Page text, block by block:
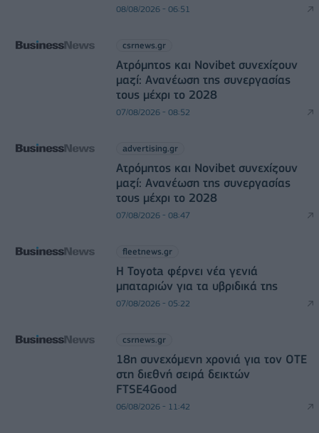
08/08/2026 - 06:51
csrnews.gr
Ατρόμητος και Novibet συνεχίζουν
μαζί: Ανανέωση της συνεργασίας
τους μέχρι το 2028
07/08/2026 - 08:52
advertising.gr
Ατρόμητος και Novibet συνεχίζουν
μαζί: Ανανέωση της συνεργασίας
τους μέχρι το 2028
07/08/2026 - 08:47
fleetnews.gr
Η Toyota φέρνει νέα γενιά
μπαταριών για τα υβριδικά της
07/08/2026 - 05:22
csrnews.gr
18η συνεχόμενη χρονιά για τον ΟΤΕ
στη διεθνή σειρά δεικτών
FTSE4Good
06/08/2026 - 11:42